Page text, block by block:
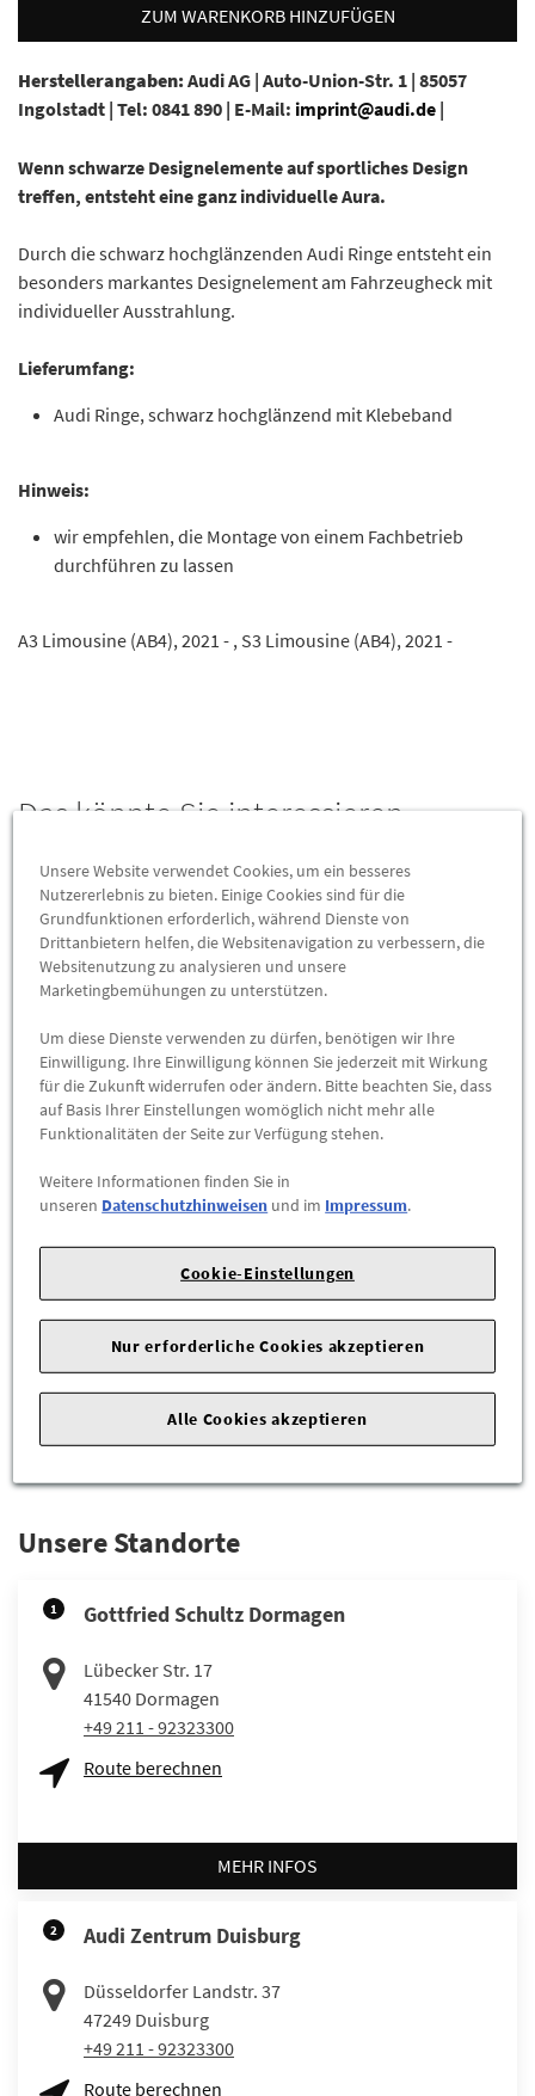
ZUM WARENKORB HINZUFÜGEN
Herstellerangaben: Audi AG | Auto-Union-Str. 1 | 85057
Ingolstadt | Tel: 0841 890 | E-Mail: imprint@audi.de |
Wenn schwarze Designelemente auf sportliches Design
treffen, entsteht eine ganz individuelle Aura.
Durch die schwarz hochglänzenden Audi Ringe entsteht ein
besonders markantes Designelement am Fahrzeugheck mit
individueller Ausstrahlung.
Lieferumfang:
Audi Ringe, schwarz hochglänzend mit Klebeband
Hinweis:
wir empfehlen, die Montage von einem Fachbetrieb
durchführen zu lassen
A3 Limousine (AB4), 2021 - , S3 Limousine (AB4), 2021 -
Das könnte Sie interessieren
Wird auch oft von Kunden gekauft
Audi Schriftzug Modellbezeichnung Audi
A6 4A in Schwarz
34,90 €
Unsere Standorte
1 Gottfried Schultz Dormagen
Lübecker Str. 17
41540 Dormagen
+49 211 - 92323300
Route berechnen
MEHR INFOS
2 Audi Zentrum Duisburg
Düsseldorfer Landstr. 37
47249 Duisburg
+49 211 - 92323300
Route berechnen
Unsere Website verwendet Cookies, um ein besseres
Nutzererlebnis zu bieten. Einige Cookies sind für die
Grundfunktionen erforderlich, während Dienste von
Drittanbietern helfen, die Websitenavigation zu verbessern, die
Websitenutzung zu analysieren und unsere
Marketingbemühungen zu unterstützen.
Um diese Dienste verwenden zu dürfen, benötigen wir Ihre
Einwilligung. Ihre Einwilligung können Sie jederzeit mit Wirkung
für die Zukunft widerrufen oder ändern. Bitte beachten Sie, dass
auf Basis Ihrer Einstellungen womöglich nicht mehr alle
Funktionalitäten der Seite zur Verfügung stehen.
Weitere Informationen finden Sie in
unseren Datenschutzhinweisen und im Impressum.
Cookie-Einstellungen
Nur erforderliche Cookies akzeptieren
Alle Cookies akzeptieren